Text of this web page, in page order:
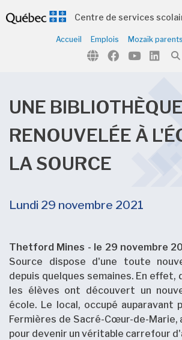
(Notre organisation )
(Parents et élèves )
Centre de services
Accueil Emplois Mozaïk parents
UNE BIBLIOTHÈQUE
RENOUVELÉE À
LA SOURCE
Lundi 29 novembre 2021
Thetford Mines - le 29 novembre
Source dispose d'une toute
depuis quelques semaines. En effet,
les élèves ont découvert un
école. Le local, occupé auparavant
Fermières de Sacré-Cœur-de-Marie,
pour devenir un véritable carrefour